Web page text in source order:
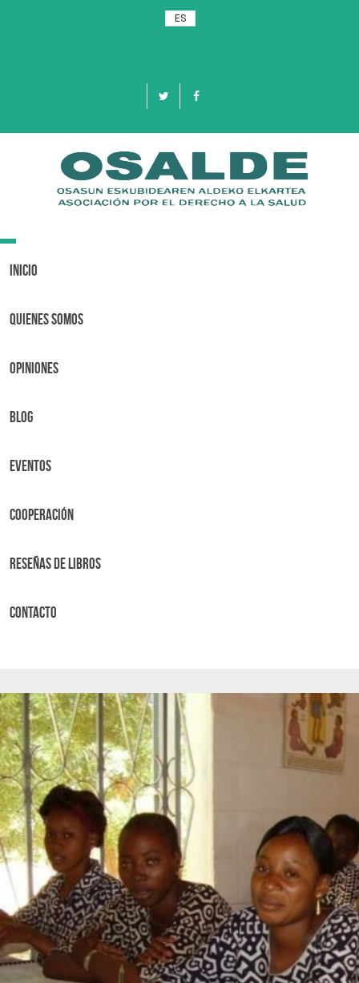
ES
Toggle
Inicio
Quienes Somos
OPINIONES
BLOG
Eventos
Cooperación
Reseñas de libros
Contacto